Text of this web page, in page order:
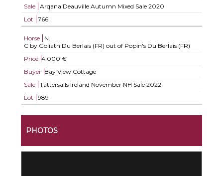
Sale
Arqana Deauville Autumn Mixed Sale 2020
Lot
766
Horse
N.
C by Goliath Du Berlais (FR) out of Popin's Du Berlais (FR)
Price 4.000 €
Buyer Bay View Cottage
Sale
Tattersalls Ireland November NH Sale 2022
Lot
989
PHOTOS